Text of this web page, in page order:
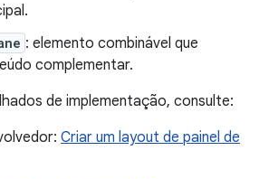
: elemento combinável que
complementar.
de implementação, consulte:
Criar um layout de painel de